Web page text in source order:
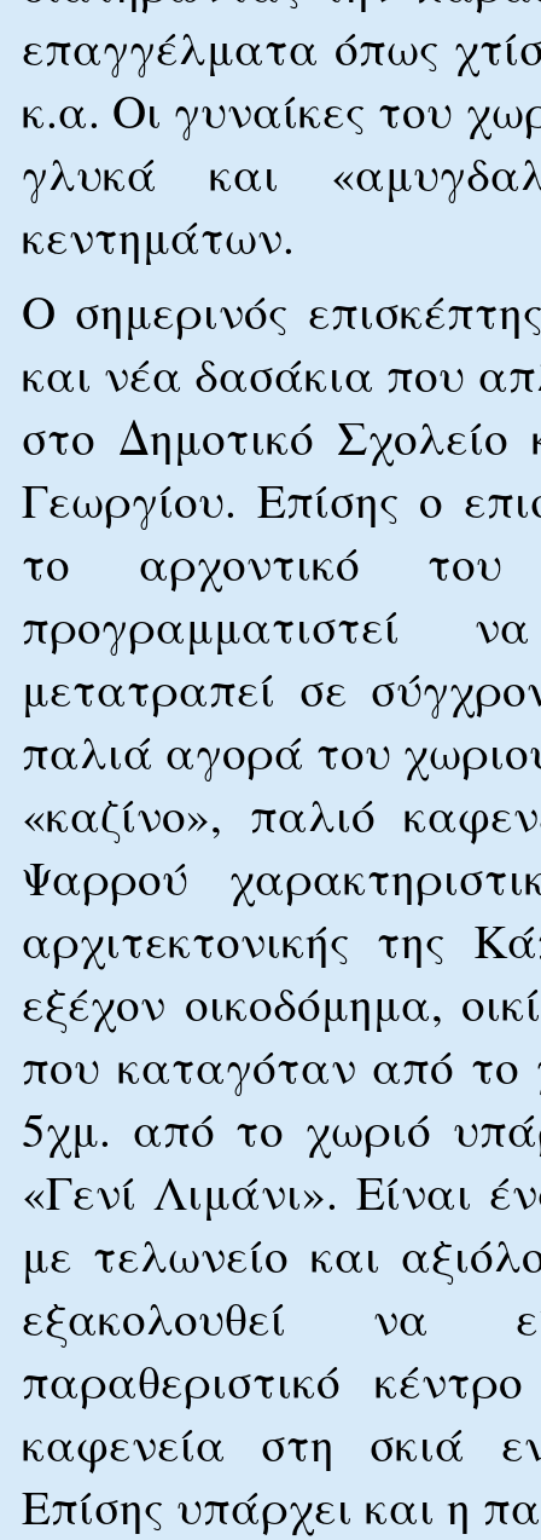
επαγγέλματα όπως
κ.α. Οι γυναίκες του
γλυκά και
κεντημάτων.
Ο σημερινός
και νέα δασάκια που
στο Δημοτικό
Γεωργίου. Επίσης ο
το αρχοντικό
προγραμματιστεί
μετατραπεί σε
παλιά αγορά του
«καζίνο», παλιό
Ψαρρού
αρχιτεκτονικής της
εξέχον οικοδόμημα,
που καταγόταν από το
5χμ. από το χωριό
«Γενί Λιμάνι». Είναι
με τελωνείο και
εξακολουθεί να
παραθεριστικό
καφενεία στη σκιά
Επίσης υπάρχει και η